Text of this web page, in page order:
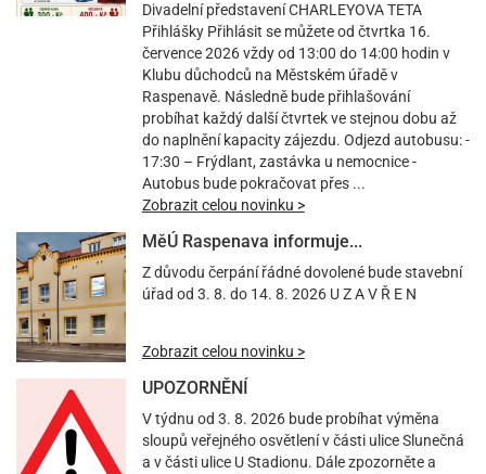
Divadelní představení CHARLEYOVA TETA
Přihlášky Přihlásit se můžete od čtvrtka 16.
července 2026 vždy od 13:00 do 14:00 hodin v
Klubu důchodců na Městském úřadě v
Raspenavě. Následně bude přihlašování
probíhat každý další čtvrtek ve stejnou dobu až
do naplnění kapacity zájezdu. Odjezd autobusu: -
17:30 – Frýdlant, zastávka u nemocnice -
Autobus bude pokračovat přes ...
Zobrazit celou novinku >
MěÚ Raspenava informuje...
Z důvodu čerpání řádné dovolené bude stavební
úřad od 3. 8. do 14. 8. 2026 U Z A V Ř E N
Zobrazit celou novinku >
UPOZORNĚNÍ
V týdnu od 3. 8. 2026 bude probíhat výměna
sloupů veřejného osvětlení v části ulice Slunečná
a v části ulice U Stadionu. Dále zpozorněte a